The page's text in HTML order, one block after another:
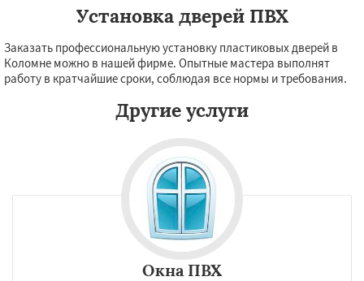
Установка дверей ПВХ
Заказать профессиональную установку пластиковых дверей в
Коломне можно в нашей фирме. Опытные мастера выполнят
работу в кратчайшие сроки, соблюдая все нормы и требования.
Другие услуги
Окна ПВХ